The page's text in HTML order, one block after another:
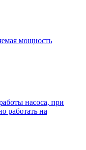
мощность
насоса, при
работать на